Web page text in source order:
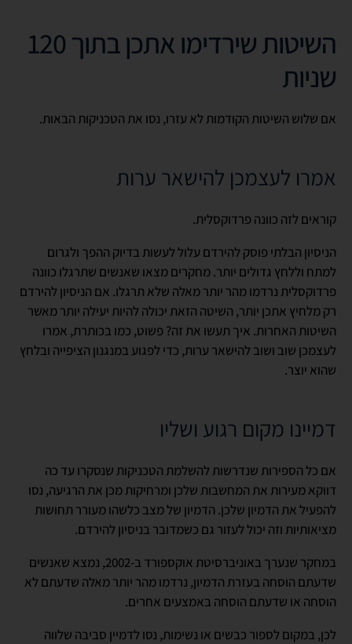
השיטות שירדימו אתכן בתוך 120
שניות
אם שלוש השיטות הקודמות לא עזרו, נסו את הטכניקות הבאות.
אמרו לעצמכן להישאר ערות
קוראים לזה כוונה פרדוקסלית.
הניסיון הבלתי פוסק להירדם עלול לעשות בדיוק ההפך ולגרום
למתח וללחץ גדולים יותר. מחקרים מצאו שאנשים שתרגלו כוונה
פרדוקסלית נרדמו מהר יותר מאלה שלא תרגלו. אם הניסיון להירדם
רק מלחיץ אתכן יותר, השיטה הזאת יכולה להיות יעילה יותר מאשר
השיטות האחרות. איך תעשו את זה? פשוט, כמו בכותרת, אמרו
לעצמכן שוב ושוב להישאר ערות, כדי לפגוע במנגנון הציפייה ובלחץ
שהוא יוצר.
דמיינו מקום רגוע ושליו
אם כל הספירות שנדרשות להשלמת הטכניקות שנסקרו עד כה
דווקא מעירות את המחשבות שלכן ומרחיקות מכן את הרגיעה, נסו
להפעיל את הדמיון שלכן. הדמיון של מצב כלשהו מעורר תחושות
מציאותיות וזה יכול לעזור גם כשמדובר בניסיון להירדם.
במחקר שנערך באוניברסיטת אוקספורד ב-2002, נמצא שאנשים
שדעתם הוסחה בעזרת הדמיון, נרדמו מהר יותר מאלה שדעתם לא
הוסחה או שדעתם הוסחה באמצעים אחרים.
לכן, במקום לספור כבשים או נשימות, נסו לדמיין סביבה שלווה